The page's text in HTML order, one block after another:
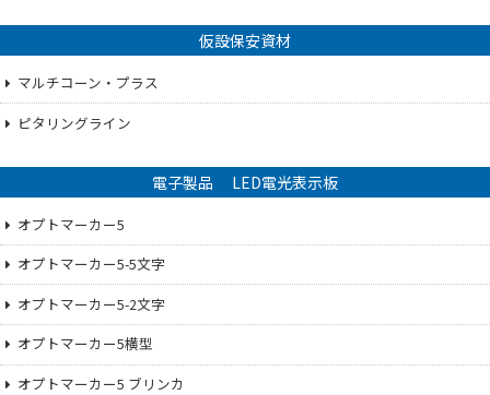
仮設保安資材
マルチコーン・プラス
ピタリングライン
電子製品 LED電光表示板
オプトマーカー5
オプトマーカー5-5文字
オプトマーカー5-2文字
オプトマーカー5横型
オプトマーカー5 ブリンカ